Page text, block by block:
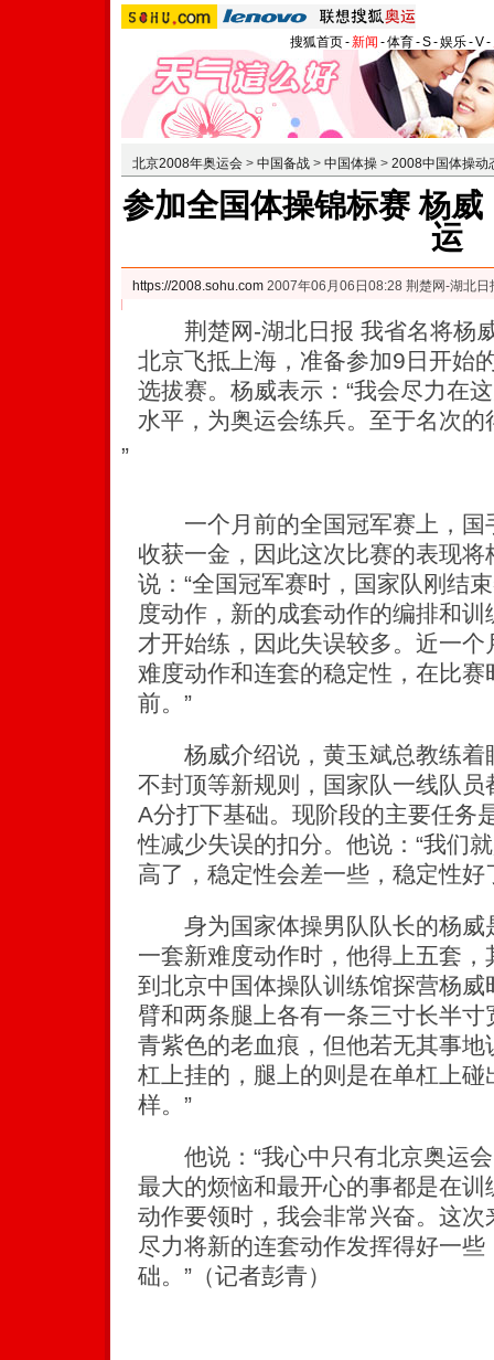
搜狐首页-新闻 -体育-S-娱乐-V-
北京2008年奥运会 > 中国备战 > 中国体操 > 2008中国体操动
参加全国体操锦标赛 杨
运
https://2008.sohu.com 2007年06月06日08:28 荆楚网-湖北日
荆楚网-湖北日报 我省名将杨
北京飞抵上海，准备参加9日开始
选拔赛。杨威表示：“我会尽力在
水平，为奥运会练兵。至于名次
”
一个月前的全国冠军赛上，国
收获一金，因此这次比赛的表现
说：“全国冠军赛时，国家队刚结
度动作，新的成套动作的编排和
才开始练，因此失误较多。近一
难度动作和连套的稳定性，在比
前。”
杨威介绍说，黄玉斌总教练着
不封顶等新规则，国家队一线队
A分打下基础。现阶段的主要任务
性减少失误的扣分。他说：“我们
高了，稳定性会差一些，稳定性好
身为国家体操男队队长的杨威
一套新难度动作时，他得上五套
到北京中国体操队训练馆探营杨
臂和两条腿上各有一条三寸长半
青紫色的老血痕，但他若无其事地
杠上挂的，腿上的则是在单杠上
样。”
他说：“我心中只有北京奥运会
最大的烦恼和最开心的事都是在
动作要领时，我会非常兴奋。这
尽力将新的连套动作发挥得好一
础。”（记者彭青）